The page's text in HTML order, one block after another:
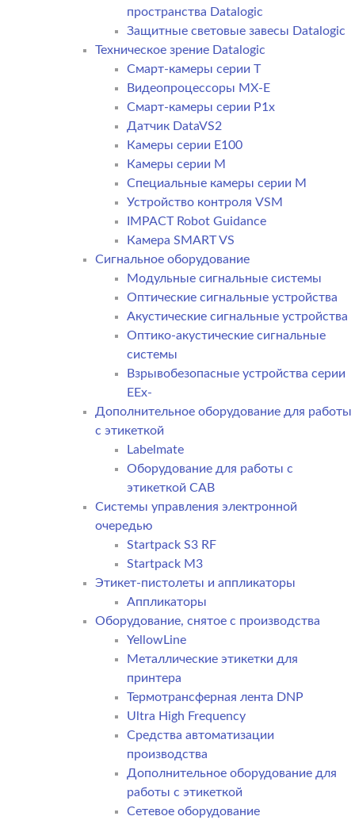
пространства Datalogic
Защитные световые завесы Datalogic
Техническое зрение Datalogic
Смарт-камеры серии T
Видеопроцессоры MX-E
Смарт-камеры серии P1x
Датчик DataVS2
Камеры серии E100
Камеры серии M
Специальные камеры серии M
Устройство контроля VSM
IMPACT Robot Guidance
Камера SMART VS
Cигнальное оборудование
Модульные сигнальные системы
Оптические сигнальные устройства
Акустические сигнальные устройства
Оптико-акустические сигнальные
системы
Взрывобезопасные устройства серии
EEx-
Дополнительное оборудование для работы
с этикеткой
Labelmate
Оборудование для работы с
этикеткой CAB
Системы управления электронной
очередью
Startpack S3 RF
Startpack M3
Этикет-пистолеты и аппликаторы
Аппликаторы
Оборудование, снятое с производства
YellowLine
Металлические этикетки для
принтера
Термотрансферная лента DNP
Ultra High Frequency
Средства автоматизации
производства
Дополнительное оборудование для
работы с этикеткой
Сетевое оборудование